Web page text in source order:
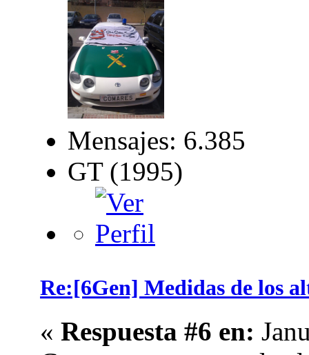
Mensajes: 6.385
GT (1995)
Re:[6Gen] Medidas de los
« Respuesta #6 en: